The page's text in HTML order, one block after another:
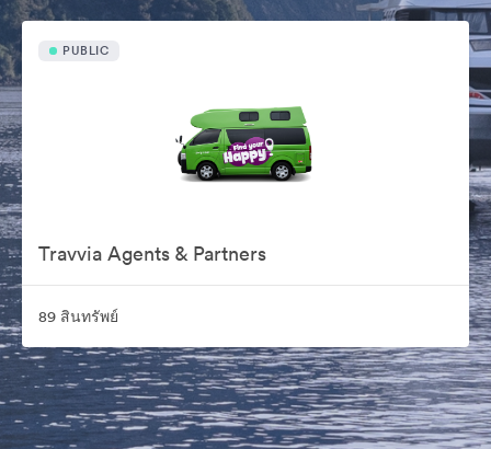
PUBLIC
Travvia Agents & Partners
89 สินทรัพย์